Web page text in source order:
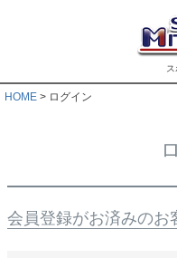
HOME ログイン
会員登録がお済みのお